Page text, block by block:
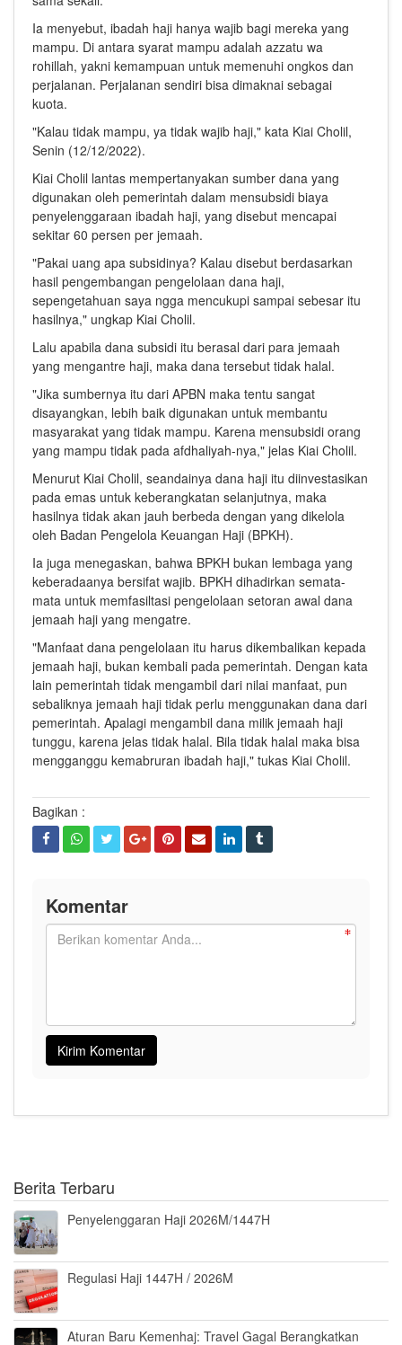
Ia menyebut, ibadah haji hanya wajib bagi mereka yang
mampu. Di antara syarat mampu adalah azzatu wa
rohillah, yakni kemampuan untuk memenuhi ongkos dan
perjalanan. Perjalanan sendiri bisa dimaknai sebagai
kuota.
"Kalau tidak mampu, ya tidak wajib haji," kata Kiai Cholil,
Senin (12/12/2022).
Kiai Cholil lantas mempertanyakan sumber dana yang
digunakan oleh pemerintah dalam mensubsidi biaya
penyelenggaraan ibadah haji, yang disebut mencapai
sekitar 60 persen per jemaah.
"Pakai uang apa subsidinya? Kalau disebut berdasarkan
hasil pengembangan pengelolaan dana haji,
sepengetahuan saya ngga mencukupi sampai sebesar itu
hasilnya," ungkap Kiai Cholil.
Lalu apabila dana subsidi itu berasal dari para jemaah
yang mengantre haji, maka dana tersebut tidak halal.
"Jika sumbernya itu dari APBN maka tentu sangat
disayangkan, lebih baik digunakan untuk membantu
masyarakat yang tidak mampu. Karena mensubsidi orang
yang mampu tidak pada afdhaliyah-nya," jelas Kiai Cholil.
Menurut Kiai Cholil, seandainya dana haji itu diinvestasikan
pada emas untuk keberangkatan selanjutnya, maka
hasilnya tidak akan jauh berbeda dengan yang dikelola
oleh Badan Pengelola Keuangan Haji (BPKH).
Ia juga menegaskan, bahwa BPKH bukan lembaga yang
keberadaanya bersifat wajib. BPKH dihadirkan semata-
mata untuk memfasiltasi pengelolaan setoran awal dana
jemaah haji yang mengatre.
"Manfaat dana pengelolaan itu harus dikembalikan kepada
jemaah haji, bukan kembali pada pemerintah. Dengan kata
lain pemerintah tidak mengambil dari nilai manfaat, pun
sebaliknya jemaah haji tidak perlu menggunakan dana dari
pemerintah. Apalagi mengambil dana milik jemaah haji
tunggu, karena jelas tidak halal. Bila tidak halal maka bisa
mengganggu kemabruran ibadah haji," tukas Kiai Cholil.
Bagikan :
Komentar
Berita Terbaru
Penyelenggaran Haji 2026M/1447H
Regulasi Haji 1447H / 2026M
Aturan Baru Kemenhaj: Travel Gagal Berangkatkan